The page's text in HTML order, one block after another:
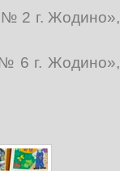
№ 2 г. Жодино»,
6 г. Жодино»,